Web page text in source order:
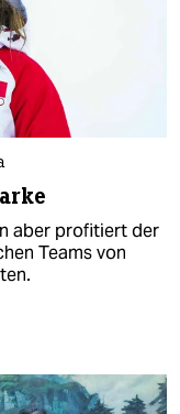
aber profitiert der
Teams von